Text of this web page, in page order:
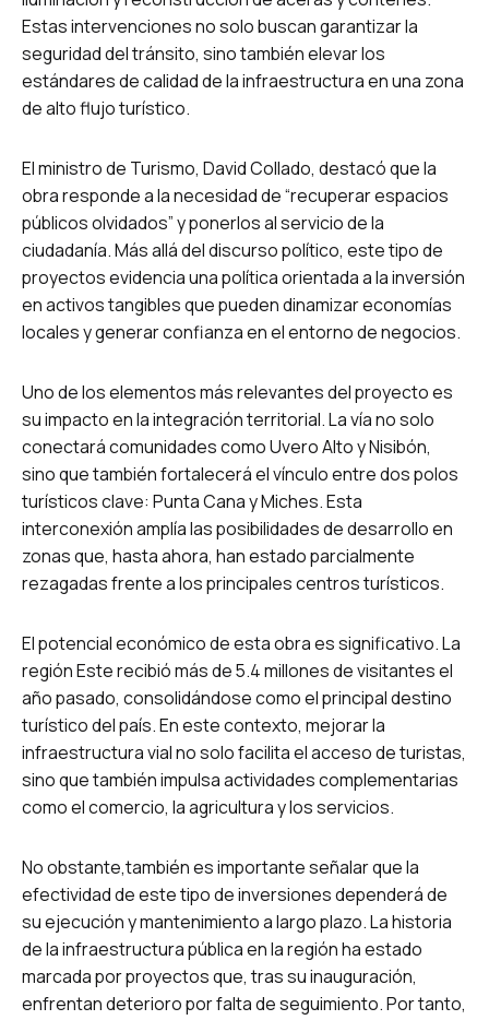
Estas intervenciones no solo buscan garantizar la
seguridad del tránsito, sino también elevar los
estándares de calidad de la infraestructura en una zona
de alto flujo turístico.
El ministro de Turismo, David Collado, destacó que la
obra responde a la necesidad de “recuperar espacios
públicos olvidados” y ponerlos al servicio de la
ciudadanía. Más allá del discurso político, este tipo de
proyectos evidencia una política orientada a la inversión
en activos tangibles que pueden dinamizar economías
locales y generar confianza en el entorno de negocios.
Uno de los elementos más relevantes del proyecto es
su impacto en la integración territorial. La vía no solo
conectará comunidades como Uvero Alto y Nisibón,
sino que también fortalecerá el vínculo entre dos polos
turísticos clave: Punta Cana y Miches. Esta
interconexión amplía las posibilidades de desarrollo en
zonas que, hasta ahora, han estado parcialmente
rezagadas frente a los principales centros turísticos.
El potencial económico de esta obra es significativo. La
región Este recibió más de 5.4 millones de visitantes el
año pasado, consolidándose como el principal destino
turístico del país. En este contexto, mejorar la
infraestructura vial no solo facilita el acceso de turistas,
sino que también impulsa actividades complementarias
como el comercio, la agricultura y los servicios.
No obstante,también es importante señalar que la
efectividad de este tipo de inversiones dependerá de
su ejecución y mantenimiento a largo plazo. La historia
de la infraestructura pública en la región ha estado
marcada por proyectos que, tras su inauguración,
enfrentan deterioro por falta de seguimiento. Por tanto,